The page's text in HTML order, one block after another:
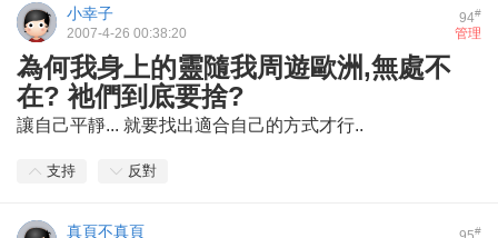
94#
小幸子
管理
2007-4-26 00:38:20
為何我身上的靈隨我周遊歐洲,無處不
在? 祂們到底要捨?
讓自己平靜... 就要找出適合自己的方式才行..
支持 反對
#
真頁不真頁